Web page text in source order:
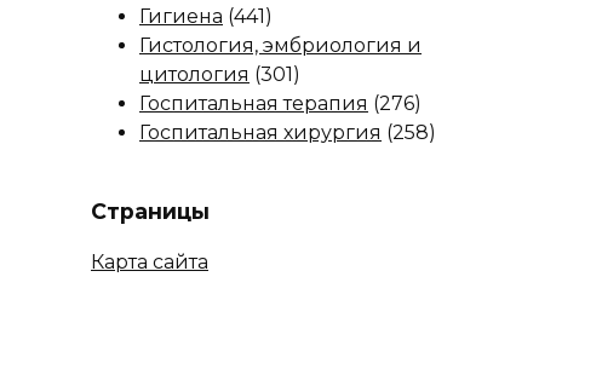
Гигиена (441)
Гистология, эмбриология и
цитология (301)
Госпитальная терапия (276)
Госпитальная хирургия (258)
Страницы
Карта сайта